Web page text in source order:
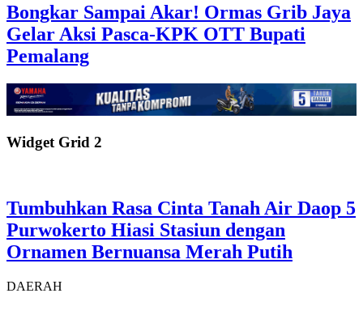
Bongkar Sampai Akar! Ormas Grib Jaya
Gelar Aksi Pasca-KPK OTT Bupati
Pemalang
Widget Grid 2
Tumbuhkan Rasa Cinta Tanah Air Daop 5
Purwokerto Hiasi Stasiun dengan
Ornamen Bernuansa Merah Putih
DAERAH